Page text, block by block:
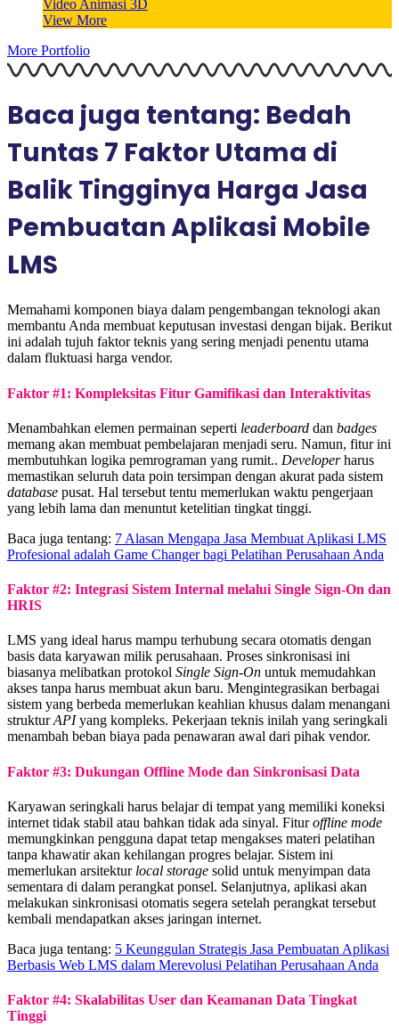
Video Animasi 3D
View More
More Portfolio
Baca juga tentang: Bedah
Tuntas 7 Faktor Utama di
Balik Tingginya Harga Jasa
Pembuatan Aplikasi Mobile
LMS
Memahami komponen biaya dalam pengembangan teknologi akan
membantu Anda membuat keputusan investasi dengan bijak. Berikut
ini adalah tujuh faktor teknis yang sering menjadi penentu utama
dalam fluktuasi harga vendor.
Faktor #1: Kompleksitas Fitur Gamifikasi dan Interaktivitas
Menambahkan elemen permainan seperti leaderboard dan badges
memang akan membuat pembelajaran menjadi seru. Namun, fitur ini
membutuhkan logika pemrograman yang rumit.. Developerharus
memastikan seluruh data poin tersimpan dengan akurat pada sistem
database pusat. Hal tersebut tentu memerlukan waktu pengerjaan
yang lebih lama dan menuntut ketelitian tingkat tinggi.
Baca juga tentang: 7 Alasan Mengapa Jasa Membuat Aplikasi LMS
Profesional adalah Game Changer bagi Pelatihan Perusahaan Anda
Faktor #2: Integrasi Sistem Internal melalui Single Sign-On dan
HRIS
LMS yang ideal harus mampu terhubung secara otomatis dengan
basis data karyawan milik perusahaan. Proses sinkronisasi ini
biasanya melibatkan protokol Single Sign-On untuk memudahkan
akses tanpa harus membuat akun baru. Mengintegrasikan berbagai
sistem yang berbeda memerlukan keahlian khusus dalam menangani
strukturAPIyang kompleks. Pekerjaan teknis inilah yang seringkali
menambah beban biaya pada penawaran awal dari pihak vendor.
Faktor #3: Dukungan Offline Mode dan Sinkronisasi Data
Karyawan seringkali harus belajar di tempat yang memiliki koneksi
internet tidak stabil atau bahkan tidak ada sinyal. Fituroffline mode
memungkinkan pengguna dapat tetap mengakses materi pelatihan
tanpa khawatir akan kehilangan progres belajar. Sistem ini
memerlukan arsitektur local storage solid untuk menyimpan data
sementara di dalam perangkat ponsel. Selanjutnya, aplikasi akan
melakukan sinkronisasi otomatis segera setelah perangkat tersebut
kembali mendapatkan akses jaringan internet.
Baca juga tentang: 5 Keunggulan Strategis Jasa Pembuatan Aplikasi
Berbasis Web LMS dalam Merevolusi Pelatihan Perusahaan Anda
Faktor #4: Skalabilitas User dan Keamanan Data Tingkat
Tinggi